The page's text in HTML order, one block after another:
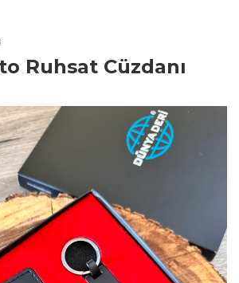
Ruhsat Cüzdanı